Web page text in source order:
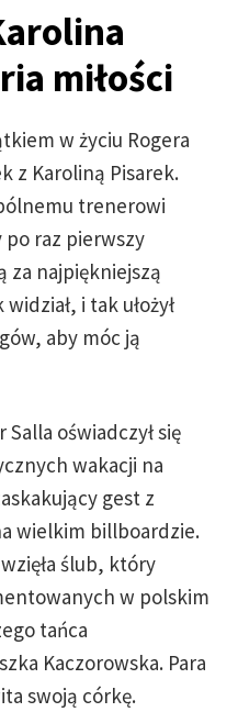
miłości
w życiu Rogera
z Karoliną Pisarek.
trenerowi
po raz pierwszy
za najpiękniejszą
i tak ułożył
aby móc ją
oświadczył się
wakacji na
gest z
wielkim billboardzie.
ślub, który
w polskim
tańca
Kaczorowska. Para
swoją córkę.